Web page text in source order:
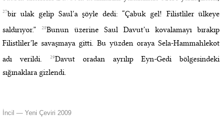
27bir ulak gelip Saul’a şöyle dedi: “Çabuk gel! Filistliler ülkeye
saldırıyor.”
28Bunun üzerine Saul Davut’u kovalamayı bırakıp
Filistliler’le savaşmaya gitti. Bu yüzden oraya Sela-Hammahlekot
adı verildi.
29Davut oradan ayrılıp Eyn-Gedi bölgesindeki
sığınaklara gizlendi.
İncil — Yeni Çeviri 2009